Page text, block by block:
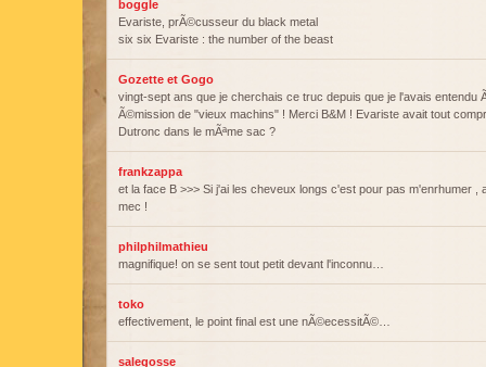
boggle
Evariste, prÃ©cusseur du black metal
six six Evariste : the number of the beast
Gozette et Gogo
vingt-sept ans que je cherchais ce truc depuis que je l'avais entendu
Ã©mission de "vieux machins" ! Merci B&M ! Evariste avait tout
Dutronc dans le mÃªme sac ?
frankzappa
et la face B >>> Si j'ai les cheveux longs c'est pour pas m'enrhumer ,
mec !
philphilmathieu
magnifique! on se sent tout petit devant l'inconnu…
toko
effectivement, le point final est une nÃ©ecessitÃ©…
salegosse